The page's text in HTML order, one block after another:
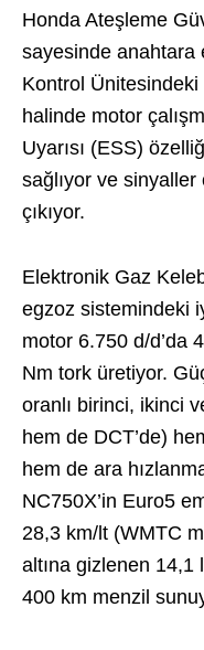
Honda Ateşleme
sayesinde anahtara
Kontrol
halinde motor
Uyarısı (ESS)
sağlıyor ve
çıkıyor.
Elektronik Gaz
egzoz sistemindeki
motor 6.750 d/d’da
Nm tork üretiyor.
oranlı birinci, ikinci
hem de DCT’de)
hem de ara
NC750X’in Euro5
28,3 km/lt (WMTC
altına gizlenen 14,1
400 km menzil